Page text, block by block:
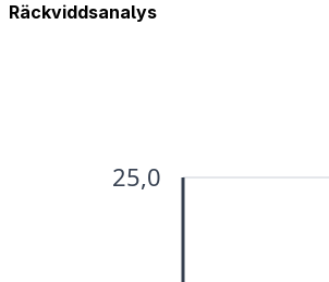
Räckviddsanalys